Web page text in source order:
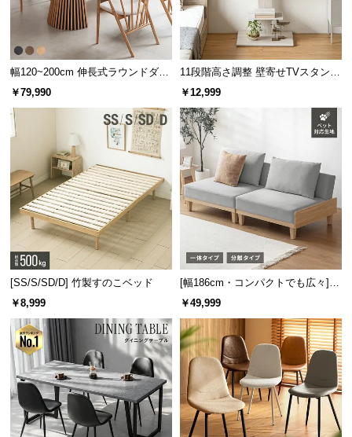
に
て
会
に
つ
い
て
お
客
様
サ
ト
幅120~200cm 伸長式ラウンドダイ
ニングテーブル 6人掛け 天然木突
￥79,990
11段階高さ調整 壁寄せTVスタンド
キャスター付き 上下左右角度調節
￥12,999
[SS/S/SD/D] 竹製すのこベッド
￥8,999
[幅186cm・コンパクトでも広々] 3
人掛けソファベッド リクライニン
￥49,999